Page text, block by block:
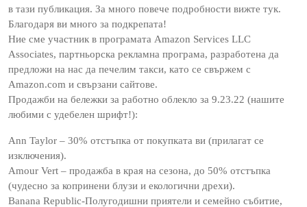
в тази публикация. За много повече подробности вижте тук.
Благодаря ви много за подкрепата!
Ние сме участник в програмата Amazon Services LLC
Associates, партньорска рекламна програма, разработена да
предложи на нас да печелим такси, като се свържем с
Amazon.com и свързани сайтове.
Продажби на бележки за работно облекло за 9.23.22 (нашите
любими с удебелен шрифт!):
Ann Taylor – 30% отстъпка от покупката ви (прилагат се
изключения).
Amour Vert – продажба в края на сезона, до 50% отстъпка
(чудесно за копринени блузи и екологични дрехи).
Banana Republic-Полугодишни приятели и семейно събитие,